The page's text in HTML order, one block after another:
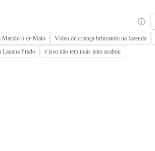
Marido 5 de Maio Vídeo de criança brincando na fazenda
Lauana Prado é isso não tem mais jeito acabou